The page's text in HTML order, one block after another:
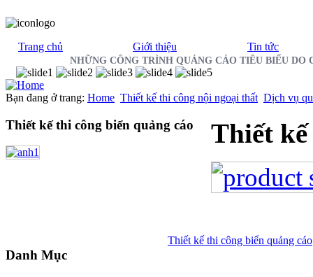
Trang chủ Giới thiệu Tin tức
NHỮNG CÔNG TRÌNH QUẢNG CÁO TIÊU BIỂU
Bạn đang ở trang: Home Thiết kế thi công nội ngoại thất Dịch vụ
Thiết kế thi công biển quảng cáo Thiết
Danh Mục
Thiết kế thi công biển quảng cáo